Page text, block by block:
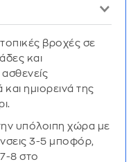
βροχές σε
και
ημιορεινά της
υπόλοιπη χώρα με
3-5 μποφόρ,
8 στο